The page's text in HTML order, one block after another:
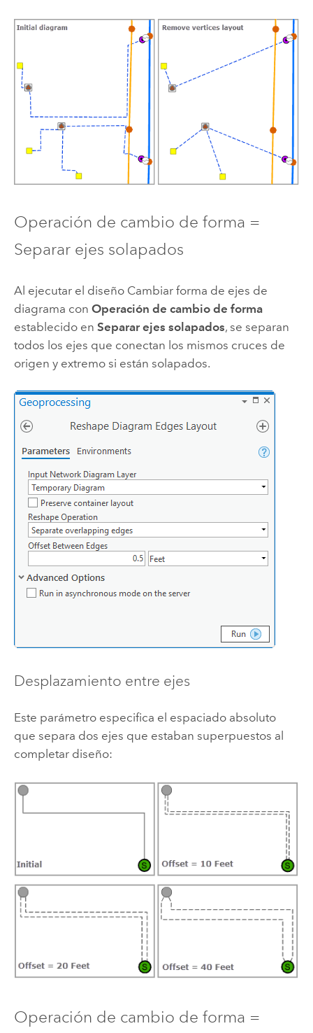
Operación de cambio de forma =
Separar ejes solapados
Al ejecutar el diseño Cambiar forma de ejes de
diagrama con Operación de cambio de forma
establecido en Separar ejes solapados, se separan
todos los ejes que conectan los mismos cruces de
origen y extremo si están solapados.
Desplazamiento entre ejes
Este parámetro especifica el espaciado absoluto
que separa dos ejes que estaban superpuestos al
completar diseño:
Operación de cambio de forma =